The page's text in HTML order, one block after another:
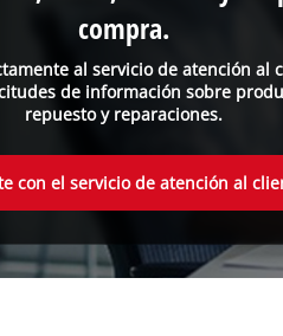
al servicio de atención al
de información sobre
repuesto y reparaciones.
compra.
con el servicio de atención al